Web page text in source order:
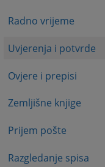
Radno vrijeme
Uvjerenja i potvrde
Ovjere i prepisi
Zemljišne knjige
Prijem pošte
Razgledanje spisa